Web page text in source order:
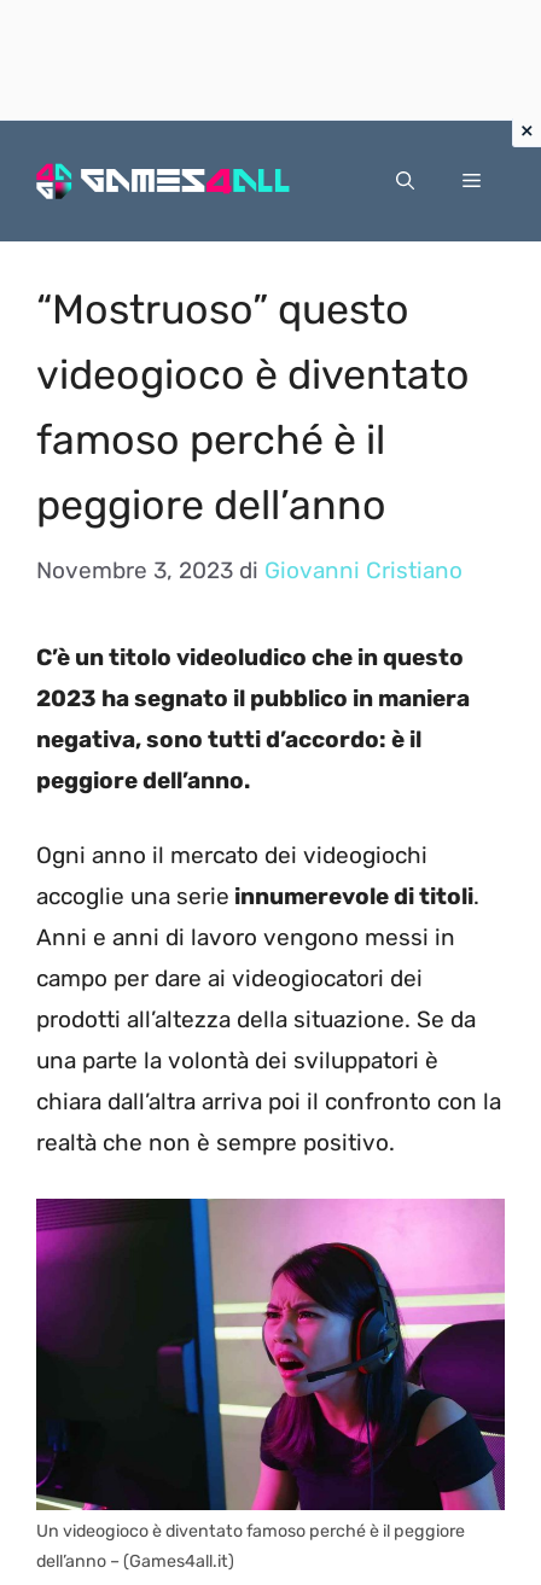
Menu
“Mostruoso” questo
videogioco è diventato
famoso perché è il
peggiore dell’anno
Novembre 3, 2023 di Giovanni Cristiano
C’è un titolo videoludico che in questo
2023 ha segnato il pubblico in maniera
negativa, sono tutti d’accordo: è il
peggiore dell’anno.
Ogni anno il mercato dei videogiochi
accoglie una serie innumerevole di titoli.
Anni e anni di lavoro vengono messi in
campo per dare ai videogiocatori dei
prodotti all’altezza della situazione. Se da
una parte la volontà dei sviluppatori è
chiara dall’altra arriva poi il confronto con la
realtà che non è sempre positivo.
Un videogioco è diventato famoso perché è il peggiore
dell’anno – (Games4all.it)